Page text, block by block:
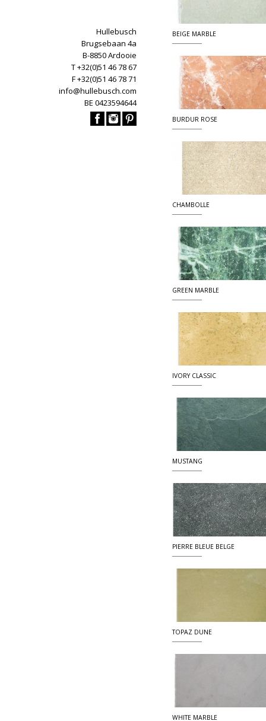
Hullebusch
Brugsebaan 4a
B-8850 Ardooie
T +32(0)51 46 78 67
F +32(0)51 46 78 71
info@hullebusch.com
BE 0423594644
BEIGE MARBLE
BURDUR ROSE
CHAMBOLLE
GREEN MARBLE
IVORY CLASSIC
MUSTANG
PIERRE BLEUE BELGE
TOPAZ DUNE
WHITE MARBLE